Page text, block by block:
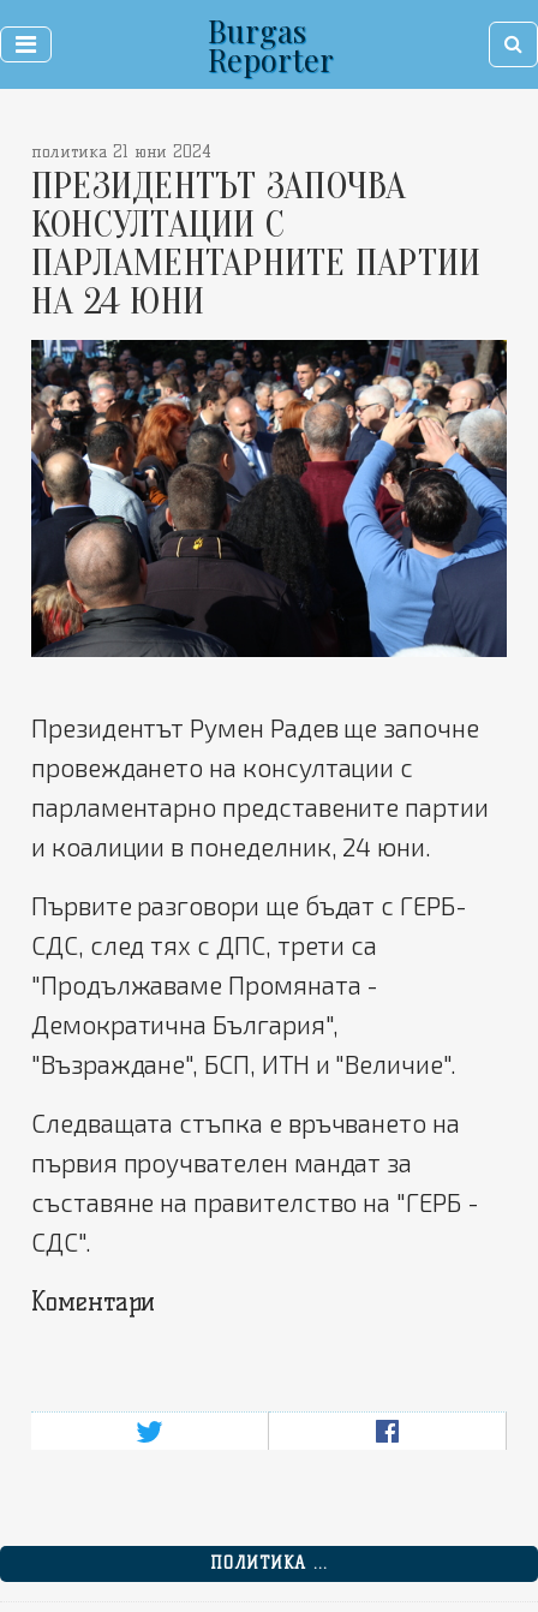
Burgas
Reporter
политика 21 юни 2024
ПРЕЗИДЕНТЪТ ЗАПОЧВА
КОНСУЛТАЦИИ С
ПАРЛАМЕНТАРНИТЕ ПАРТИИ
НА 24 ЮНИ
Президентът Румен Радев ще започне
провеждането на консултации с
парламентарно представените партии
и коалиции в понеделник, 24 юни.
Първите разговори ще бъдат с ГЕРБ-
СДС, след тях с ДПС, трети са
"Продължаваме Промяната -
Демократична България",
"Възраждане", БСП, ИТН и "Величие".
Следващата стъпка е връчването на
първия проучвателен мандат за
съставяне на правителство на "ГЕРБ -
СДС".
Коментари
ПОЛИТИКА ...